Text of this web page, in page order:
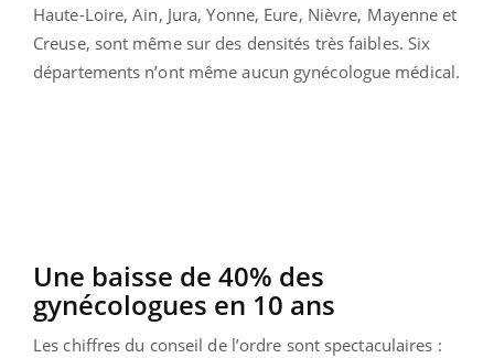
Haute-Loire, Ain, Jura, Yonne, Eure, Nièvre, Mayenne et
Creuse, sont même sur des densités très faibles. Six
départements n’ont même aucun gynécologue médical.
Une baisse de 40% des
gynécologues en 10 ans
Les chiffres du conseil de l’ordre sont spectaculaires :